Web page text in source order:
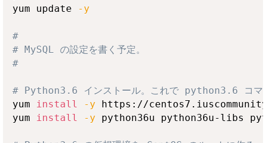
yum update
-y
#
# MySQL の設定を書く予定。
#
# Python3.6 インストール。これで python3.6 コマン
yum install -y https://
yum install -y python36u python36u-libs